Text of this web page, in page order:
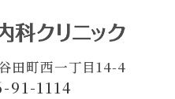
田町西一丁目14-4
91-1114